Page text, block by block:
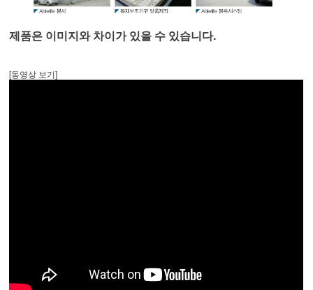
제품은 이미지와 차이가 있을 수 있습니다.
[동영상 보기]